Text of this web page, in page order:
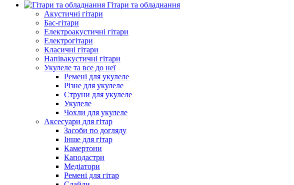
Гітари та обладнання
Акустичні гітари
Бас-гітари
Електроакустичні гітари
Електрогітари
Класичні гітари
Напівакустичні гітари
Укулеле та все до неї
Ремені для укулеле
Різне для укулеле
Струни для укулеле
Укулеле
Чохли для укулеле
Аксесуари для гітар
Засоби по догляду
Інше для гітар
Камертони
Каподастри
Медіатори
Ремені для гітар